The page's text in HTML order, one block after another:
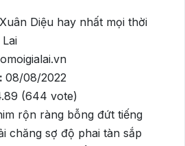
08/08/2022
(644 vote)
rộn ràng bỗng đứt tiếng
chăng sợ độ phai tàn sắp